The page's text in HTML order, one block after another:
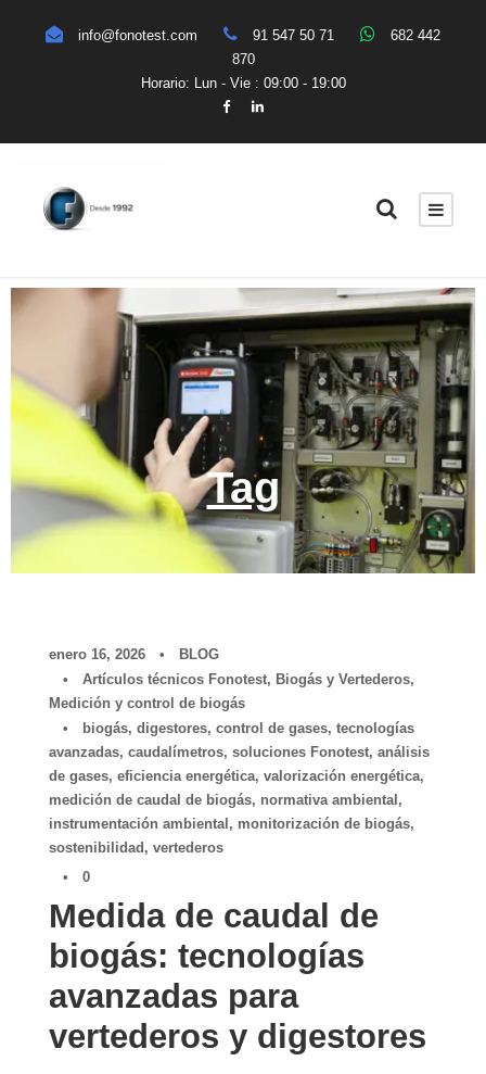
info@fonotest.com 91 547 50 71
682 442
870
Horario: Lun - Vie : 09:00 - 19:00
Tag
enero 16, 2026 •
BLOG
•
Artículos técnicos Fonotest, Biogás y Vertederos,
Medición y control de biogás
•
biogás, digestores, control de gases, tecnologías
avanzadas, caudalímetros, soluciones Fonotest, análisis
de gases, eficiencia energética, valorización energética,
medición de caudal de biogás, normativa ambiental ,
instrumentación ambiental , monitorización de biogás,
sostenibilidad , vertederos
•
0
Medida de caudal de
biogás: tecnologías
avanzadas para
vertederos y digestores